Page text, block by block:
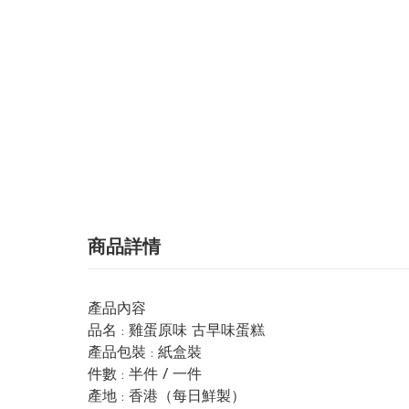
商品詳情
產品內容
品名 : 雞蛋原味 古早味蛋糕
產品包裝 : 紙盒裝
件數 : 半件 / 一件
產地 : 香港（每日鮮製）